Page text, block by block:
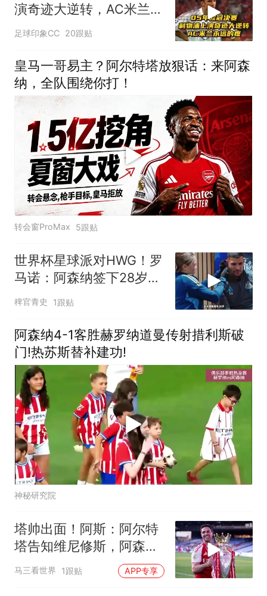
演奇迹大逆转，AC米兰永
远的疼！
足球印象CC 20跟贴
皇马一哥易主？阿尔特塔放狠话：来阿森
纳，全队围绕你打！
转会窗ProMax 5跟贴
世界杯星球派对HWG！罗
马诺：阿森纳签下28岁中
场吉马良斯，转会费7500
万镑！阿森纳签下吉马良
斯
稗官青史 1跟贴
阿森纳4-1客胜赫罗纳道曼传射措利斯破
门!热苏斯替补建功!
神秘研究院
塔帅出面！阿斯：阿尔特
塔告知维尼修斯，阿森纳
计划将围绕他展开
马三看世界 1跟贴 APP专享